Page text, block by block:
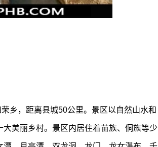
乡，距离县城50公里。景区以自然山水和
美丽乡村。景区内居住着苗族、侗族等少